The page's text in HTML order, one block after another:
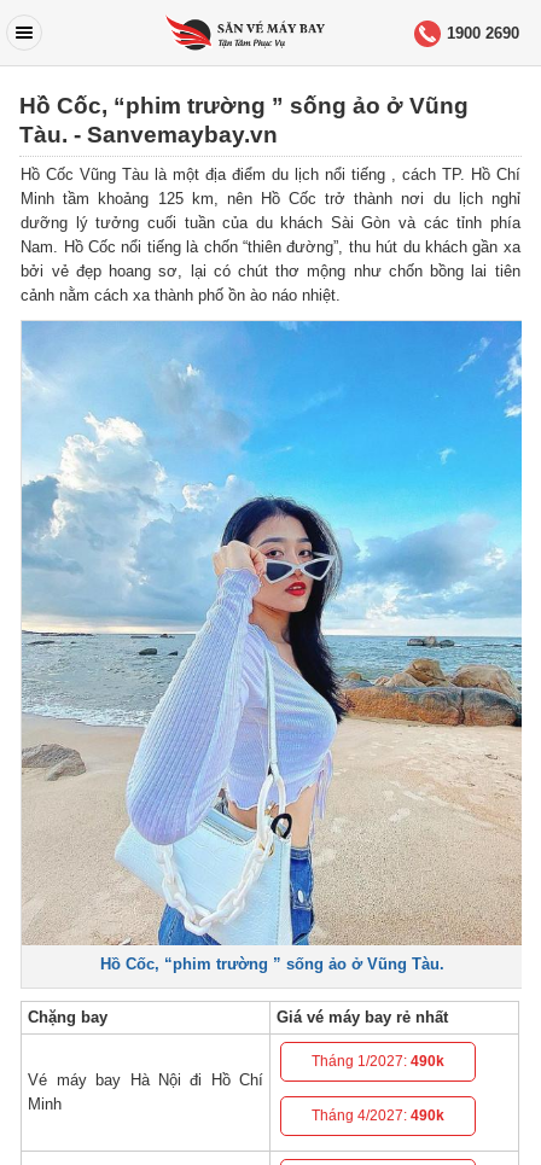
1900 2690
Hồ Cốc, “phim trường ” sống ảo ở Vũng
Tàu. - Sanvemaybay.vn
Hồ Cốc Vũng Tàu là một địa điểm du lịch nổi tiếng , cách TP. Hồ Chí
Minh tầm khoảng 125 km, nên Hồ Cốc trở thành nơi du lịch nghỉ
dưỡng lý tưởng cuối tuần của du khách Sài Gòn và các tỉnh phía
Nam. Hồ Cốc nổi tiếng là chốn “thiên đường”, thu hút du khách gần xa
bởi vẻ đẹp hoang sơ, lại có chút thơ mộng như chốn bồng lai tiên
cảnh nằm cách xa thành phố ồn ào náo nhiệt.
Hồ Cốc, “phim trường ” sống ảo ở Vũng Tàu.
Chặng bay Giá vé máy bay rẻ nhất
Vé máy bay Hà Nội đi Hồ Chí
Minh
Tháng 1/2027:490k
Tháng 4/2027:490k